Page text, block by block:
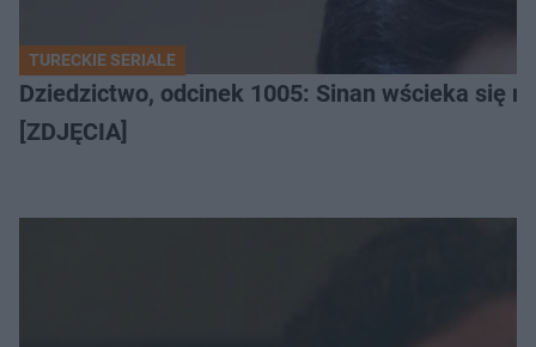
TURECKIE SERIALE
Dziedzictwo, odcinek 1005: Sinan wścieka się
[ZDJĘCIA]